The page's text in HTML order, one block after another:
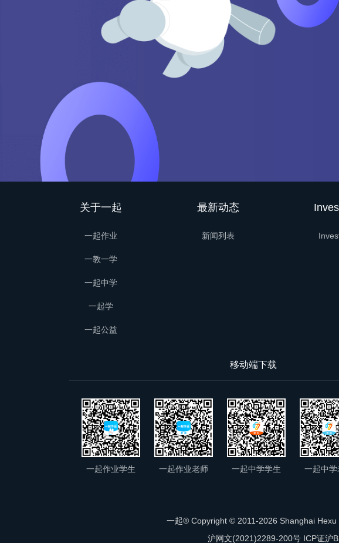
关于一起
一起作业
一教一学
一起中学
一起学
一起公益
最新动态
新闻列表
移动端下载
一起作业学生 一起作业老师 一起中学学生 一起中学
一起® Copyright © 2011-2026 Shanghai
沪网文(2021)2289-200号 ICP证沪